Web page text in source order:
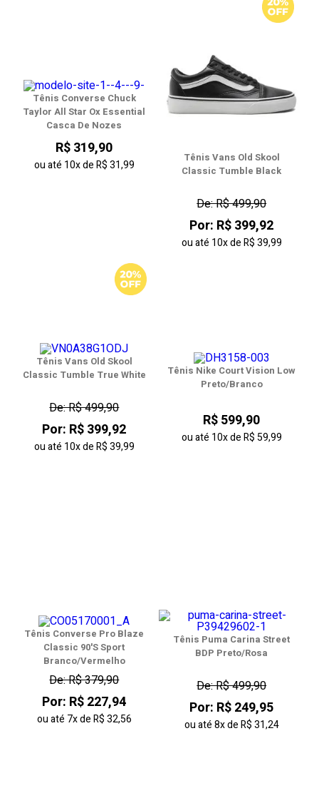
Tênis Converse Chuck
Taylor All Star Ox Essential
Casca De Nozes
R$ 319,90
ou até 10xdeR$ 31,99
Tênis Vans Old Skool
Classic Tumble Black
De: R$ 499,90
Por: R$ 399,92
ou até 10xdeR$ 39,99
Tênis Vans Old Skool
Classic Tumble True White
De: R$ 499,90
Por: R$ 399,92
ou até 10xdeR$ 39,99
Tênis Nike Court Vision Low
Preto/Branco
R$ 599,90
ou até 10xdeR$ 59,99
Tênis Converse Pro Blaze
Classic 90'S Sport
Branco/Vermelho
De: R$ 379,90
Por: R$ 227,94
ou até 7xdeR$ 32,56
Tênis Puma Carina Street
BDP Preto/Rosa
De: R$ 499,90
Por: R$ 249,95
ou até8xdeR$ 31,24